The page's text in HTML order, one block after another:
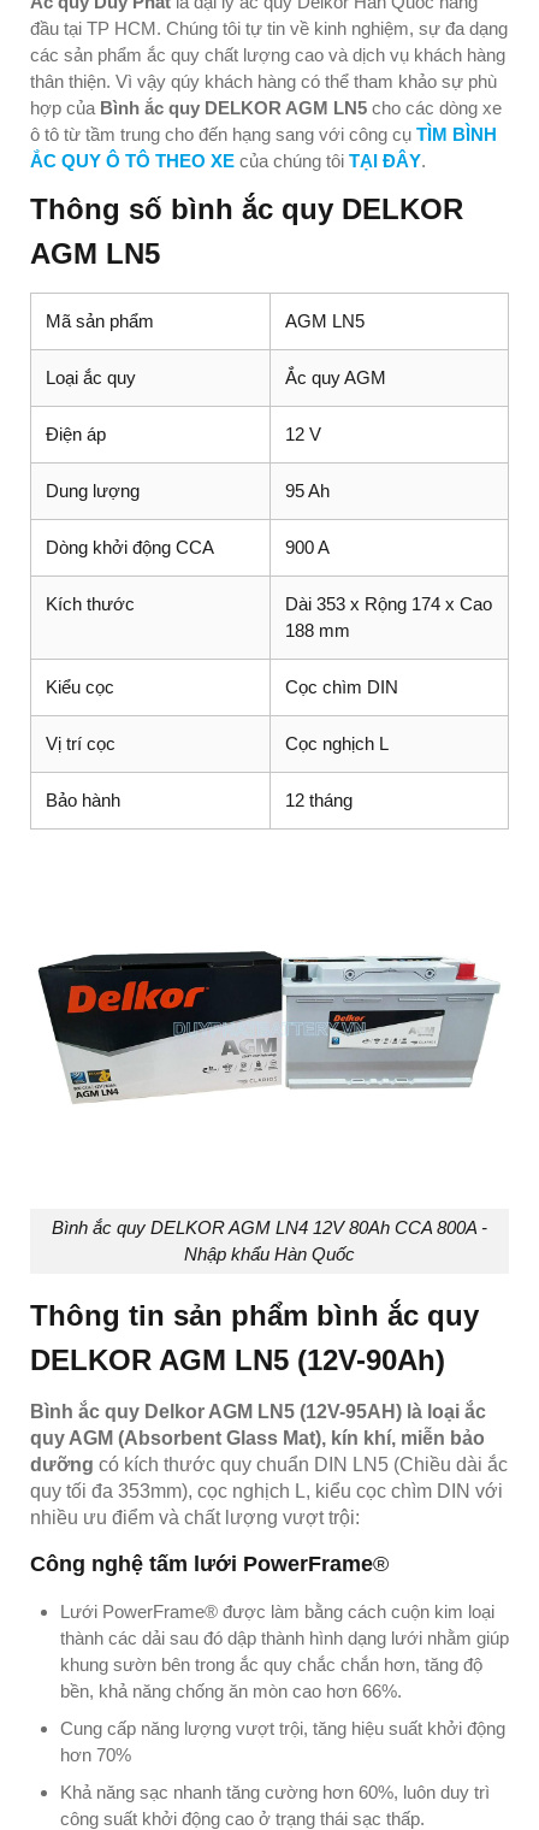
đầu tại TP HCM. Chúng tôi tự tin về kinh nghiệm, sự đa dạng
các sản phẩm ắc quy chất lượng cao và dịch vụ khách hàng
thân thiện. Vì vậy qúy khách hàng có thể tham khảo sự phù
hợp của Bình ắc quy DELKOR AGM LN5 cho các dòng xe
ô tô từ tầm trung cho đến hạng sang với công cụ TÌM BÌNH
ẮC QUY Ô TÔ THEO XE của chúng tôi TẠI ĐÂY.
Thông số bình ắc quy DELKOR
AGM LN5
Mã sản phẩm AGM LN5
Loại ắc quy Ắc quy AGM
Điện áp 12 V
Dung lượng 95 Ah
Dòng khởi động CCA 900 A
Kích thước
Dài 353 x Rộng 174 x Cao
188 mm
Kiểu cọc Cọc chìm DIN
Vị trí cọc Cọc nghịch L
Bảo hành 12 tháng
Bình ắc quy DELKOR AGM LN4 12V 80Ah CCA 800A -
Nhập khẩu Hàn Quốc
Thông tin sản phẩm bình ắc quy
DELKOR AGM LN5 (12V-90Ah)
Bình ắc quy Delkor AGM LN5 (12V-95AH) là loại ắc
quy AGM (Absorbent Glass Mat), kín khí, miễn bảo
dưỡng có kích thước quy chuẩn DIN LN5 (Chiều dài ắc
quy tối đa 353mm), cọc nghịch L, kiểu cọc chìm DIN với
nhiều ưu điểm và chất lượng vượt trội:
Công nghệ tấm lưới PowerFrame®
Lưới PowerFrame® được làm bằng cách cuộn kim loại
thành các dải sau đó dập thành hình dạng lưới nhằm giúp
khung sườn bên trong ắc quy chắc chắn hơn, tăng độ
bền, khả năng chống ăn mòn cao hơn 66%.
Cung cấp năng lượng vượt trội, tăng hiệu suất khởi động
hơn 70%
Khả năng sạc nhanh tăng cường hơn 60%, luôn duy trì
công suất khởi động cao ở trạng thái sạc thấp.